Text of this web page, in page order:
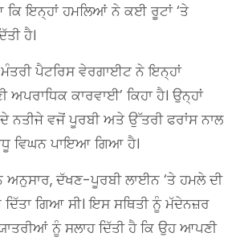
ਕਿ ਇਨ੍ਹਾਂ ਹਮਲਿਆਂ ਨੇ ਕਈ ਰੂਟਾਂ ‘ਤੇ
ਹੈ।
ਪੈਟਰਿਸ ਵੇਰਗਾਈਟ ਨੇ ਇਨ੍ਹਾਂ
ਅਪਰਾਧਿਕ ਕਾਰਵਾਈ’ ਕਿਹਾ ਹੈ। ਉਨ੍ਹਾਂ
ਨਤੀਜੇ ਵਜੋਂ ਪੂਰਬੀ ਅਤੇ ਉੱਤਰੀ ਫਰਾਂਸ ਨਾਲ
ਵਿਘਨ ਪਾਇਆ ਗਿਆ ਹੈ।
ਦੱਖਣ-ਪੂਰਬੀ ਲਾਈਨ ‘ਤੇ ਹਮਲੇ ਦੀ
ਦਿੱਤਾ ਗਿਆ ਸੀ। ਇਸ ਸਥਿਤੀ ਨੂੰ ਮੱਦੇਨਜ਼ਰ
ਨੂੰ ਸਲਾਹ ਦਿੱਤੀ ਹੈ ਕਿ ਉਹ ਆਪਣੀ